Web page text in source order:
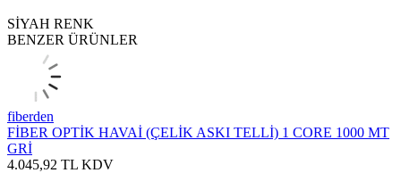
SİYAH RENK
BENZER ÜRÜNLER
fiberden
FİBER OPTİK HAVAİ (ÇELİK ASKI TELLİ) 1 CORE 1000 MT
GRİ
4.045,92 TL KDV